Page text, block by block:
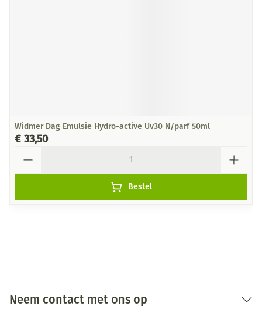
Widmer Dag Emulsie Hydro-active Uv30 N/parf 50ml
€ 33,50
Bestel
Neem contact met ons op